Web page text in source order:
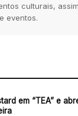
culturais,
eventos.
em “TEA” e